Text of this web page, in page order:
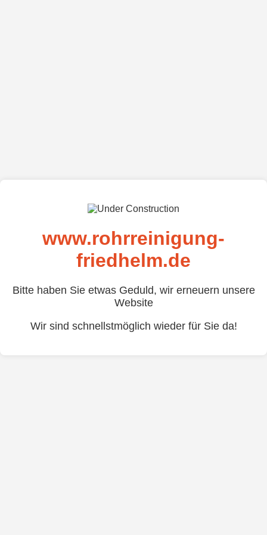
www.rohrreinigung-
friedhelm.de
Bitte haben Sie etwas Geduld, wir erneuern unsere
Website
Wir sind schnellstmöglich wieder für Sie da!